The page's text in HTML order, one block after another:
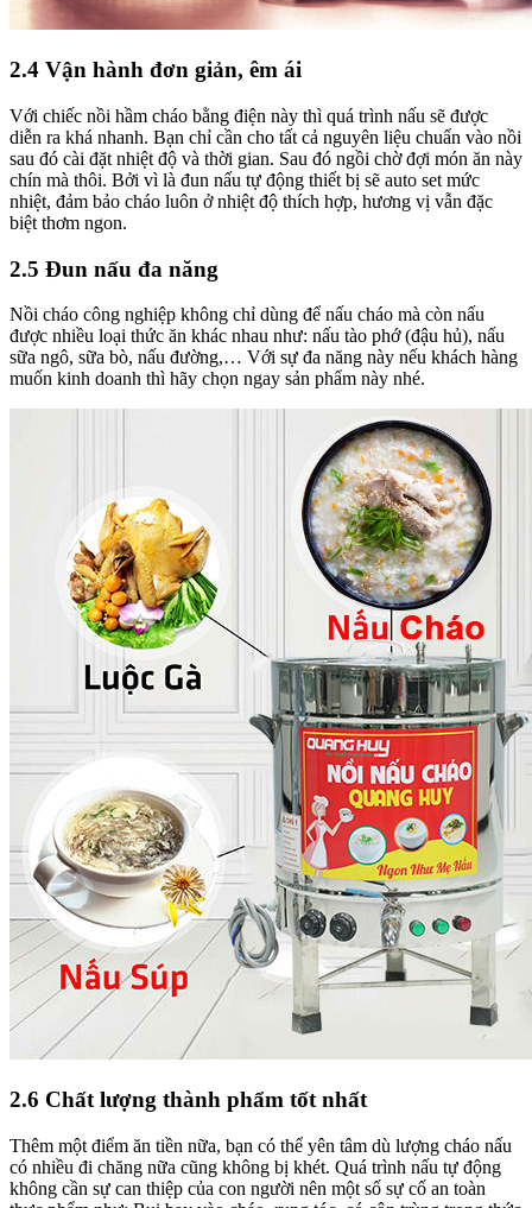
2.4 Vận hành đơn giản, êm ái
Với chiếc nồi hầm cháo bằng điện này thì quá trình nấu sẽ được
diễn ra khá nhanh. Bạn chỉ cần cho tất cả nguyên liệu chuẩn vào nồi
sau đó cài đặt nhiệt độ và thời gian. Sau đó ngồi chờ đợi món ăn này
chín mà thôi. Bởi vì là đun nấu tự động thiết bị sẽ auto set mức
nhiệt, đảm bảo cháo luôn ở nhiệt độ thích hợp, hương vị vẫn đặc
biệt thơm ngon.
2.5 Đun nấu đa năng
Nồi cháo công nghiệp không chỉ dùng để nấu cháo mà còn nấu
được nhiều loại thức ăn khác nhau như: nấu tào phớ (đậu hủ), nấu
sữa ngô, sữa bò, nấu đường,… Với sự đa năng này nếu khách hàng
muốn kinh doanh thì hãy chọn ngay sản phẩm này nhé.
2.6 Chất lượng thành phẩm tốt nhất
Thêm một điểm ăn tiền nữa, bạn có thể yên tâm dù lượng cháo nấu
có nhiều đi chăng nữa cũng không bị khét. Quá trình nấu tự động
không cần sự can thiệp của con người nên một số sự cố an toàn